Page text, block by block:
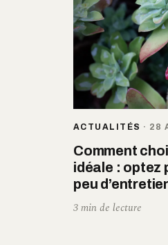
ACTUALITÉS · 28
Comment
idéale : optez
peu
3 min de lecture